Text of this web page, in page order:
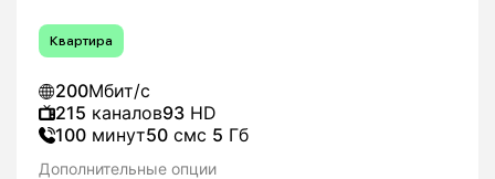
Квартира
200Мбит/с
215 каналов93 HD
100 минут50 смс 5 Гб
Дополнительные опции